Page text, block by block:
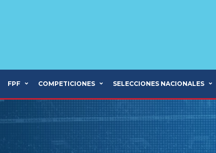
FPF COMPETICIONES SELECCIONES NACIONALES